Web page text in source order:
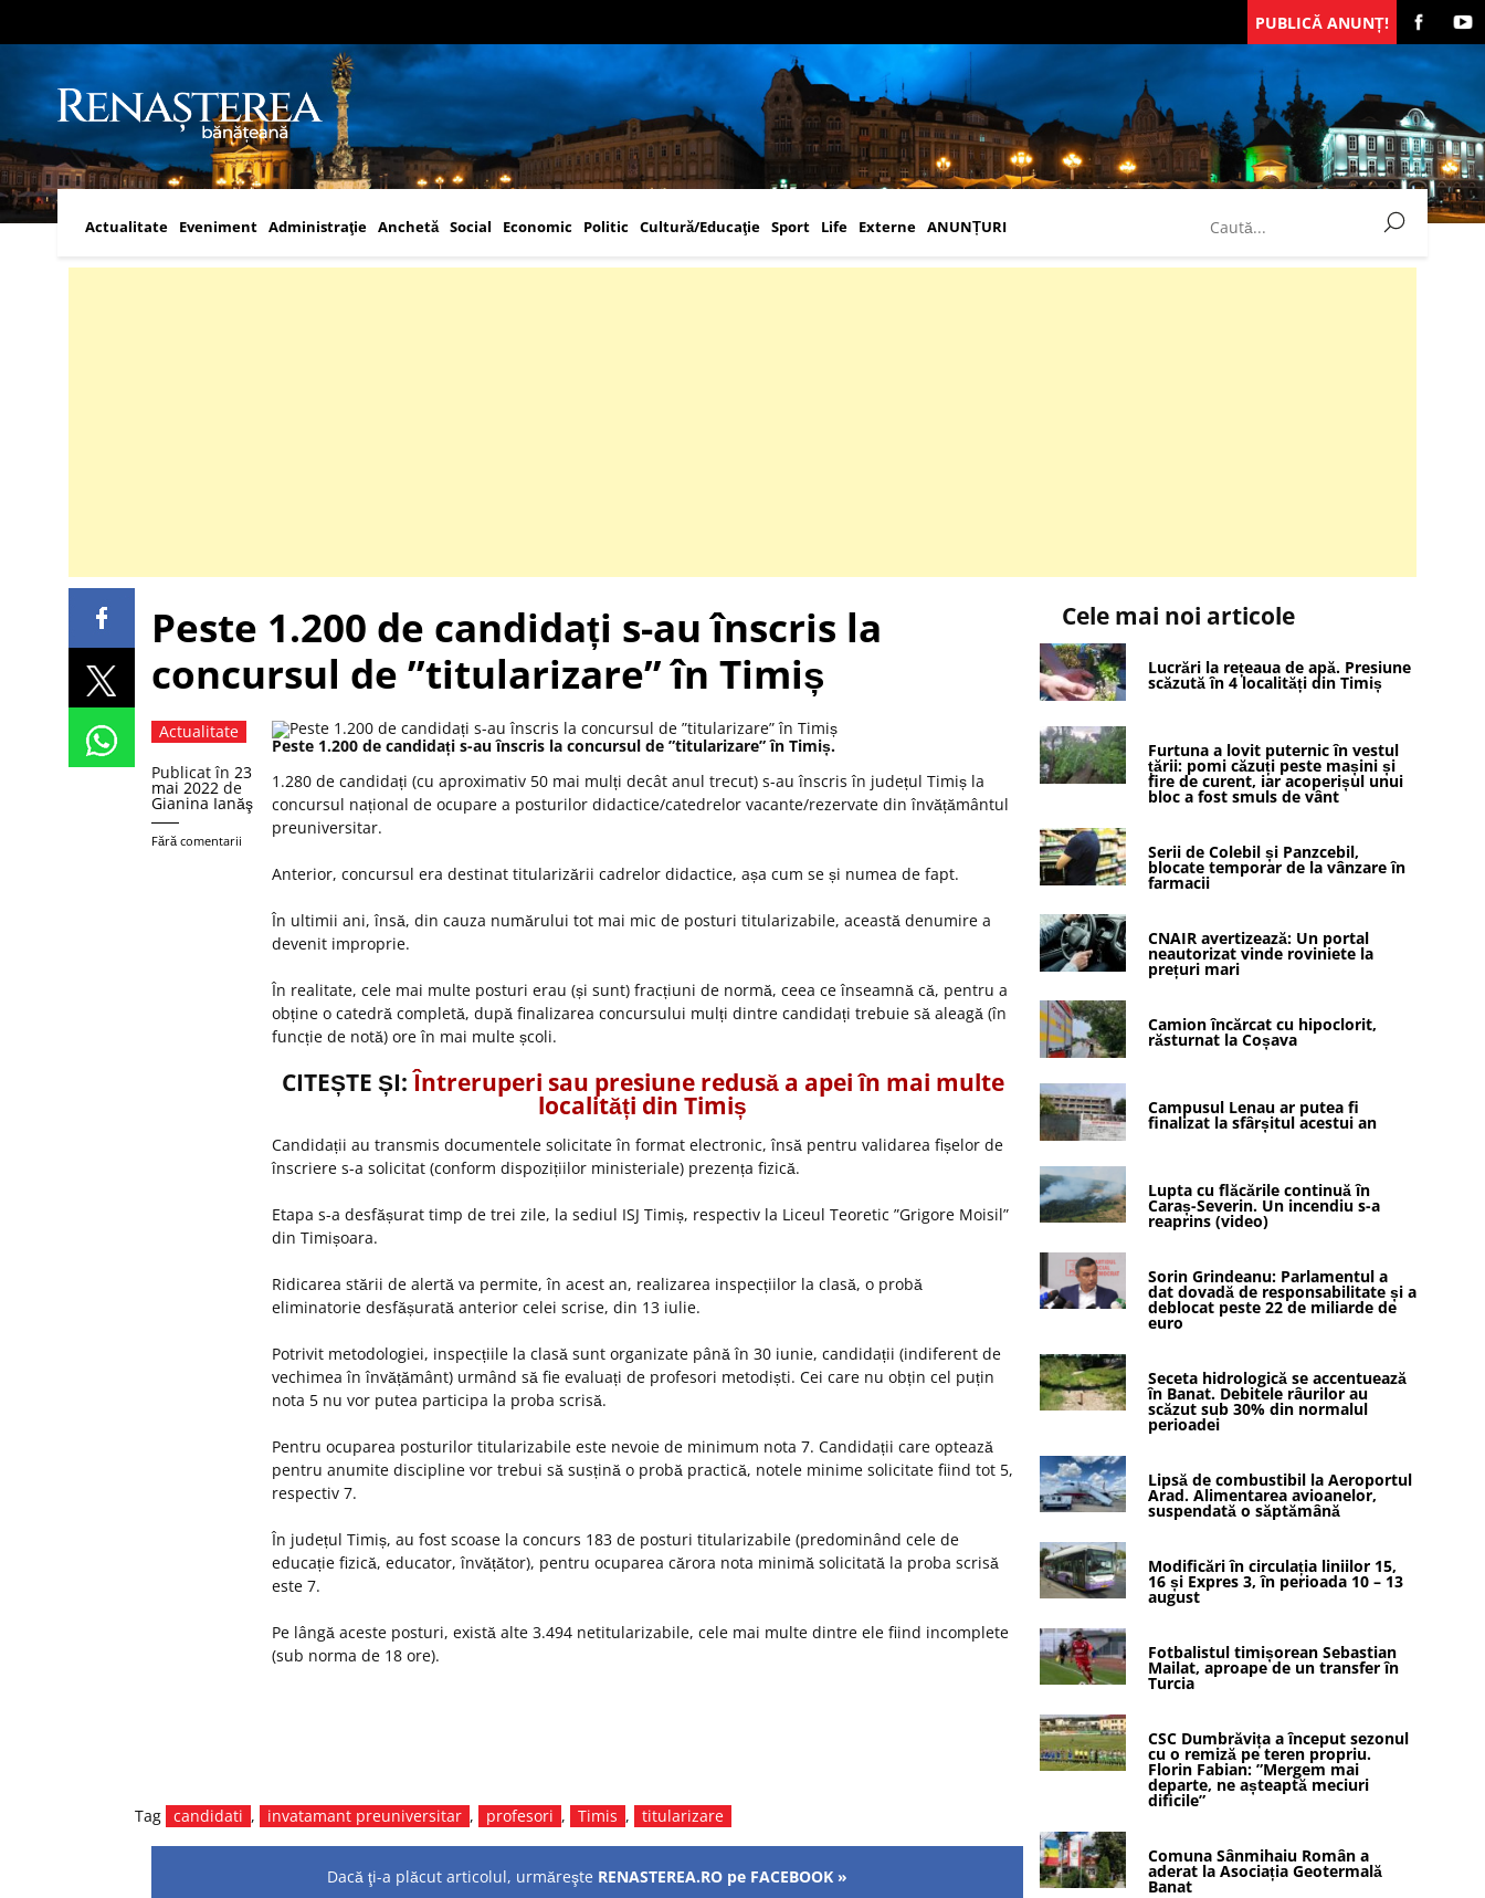
PUBLICĂ ANUNȚ!
Actualitate Eveniment Administraţie Anchetă Social Economic Politic Cultură/Educaţie Sport Life Externe ANUNȚURI
Peste 1.200 de candidați s-au înscris la
concursul de ”titularizare” în Timiș
Actualitate
Publicat în 23
mai 2022 de
Gianina Ianăş
Fără comentarii
Peste 1.200 de candidați s-au înscris la concursul de ”titularizare” în Timiș.
1.280 de candidați (cu aproximativ 50 mai mulți decât anul trecut) s-au înscris în județul Timiș la
concursul național de ocupare a posturilor didactice/catedrelor vacante/rezervate din învățământul
preuniversitar.
Anterior, concursul era destinat titularizării cadrelor didactice, așa cum se și numea de fapt.
În ultimii ani, însă, din cauza numărului tot mai mic de posturi titularizabile, această denumire a
devenit improprie.
În realitate, cele mai multe posturi erau (și sunt) fracțiuni de normă, ceea ce înseamnă că, pentru a
obține o catedră completă, după finalizarea concursului mulți dintre candidați trebuie să aleagă (în
funcție de notă) ore în mai multe școli.
CITEȘTE ȘI:Întreruperi sau presiune redusă a apei în mai multe
localități din Timiș
Candidații au transmis documentele solicitate în format electronic, însă pentru validarea fișelor de
înscriere s-a solicitat (conform dispozițiilor ministeriale) prezența fizică.
Etapa s-a desfășurat timp de trei zile, la sediul ISJ Timiș, respectiv la Liceul Teoretic ”Grigore Moisil”
din Timișoara.
Ridicarea stării de alertă va permite, în acest an, realizarea inspecțiilor la clasă, o probă
eliminatorie desfășurată anterior celei scrise, din 13 iulie.
Potrivit metodologiei, inspecțiile la clasă sunt organizate până în 30 iunie, candidații (indiferent de
vechimea în învățământ) urmând să fie evaluați de profesori metodiști. Cei care nu obțin cel puțin
nota 5 nu vor putea participa la proba scrisă.
Pentru ocuparea posturilor titularizabile este nevoie de minimum nota 7. Candidații care optează
pentru anumite discipline vor trebui să susțină o probă practică, notele minime solicitate fiind tot 5,
respectiv 7.
În județul Timiș, au fost scoase la concurs 183 de posturi titularizabile (predominând cele de
educație fizică, educator, învățător), pentru ocuparea cărora nota minimă solicitată la proba scrisă
este 7.
Pe lângă aceste posturi, există alte 3.494 netitularizabile, cele mai multe dintre ele fiind incomplete
(sub norma de 18 ore).
Tag candidati , invatamant preuniversitar , profesori , Timis , titularizare
Dacă ţi-a plăcut articolul, urmăreşte RENASTEREA.RO pe FACEBOOK »
Cele mai noi articole
Lucrări la rețeaua de apă. Presiune
scăzută în 4 localități din Timiș
Furtuna a lovit puternic în vestul
țării: pomi căzuți peste mașini și
fire de curent, iar acoperișul unui
bloc a fost smuls de vânt
Serii de Colebil și Panzcebil,
blocate temporar de la vânzare în
farmacii
CNAIR avertizează: Un portal
neautorizat vinde roviniete la
prețuri mari
Camion încărcat cu hipoclorit,
răsturnat la Coșava
Campusul Lenau ar putea fi
finalizat la sfârșitul acestui an
Lupta cu flăcările continuă în
Caraș-Severin. Un incendiu s-a
reaprins (video)
Sorin Grindeanu: Parlamentul a
dat dovadă de responsabilitate și a
deblocat peste 22 de miliarde de
euro
Seceta hidrologică se accentuează
în Banat. Debitele râurilor au
scăzut sub 30% din normalul
perioadei
Lipsă de combustibil la Aeroportul
Arad. Alimentarea avioanelor,
suspendată o săptămână
Modificări în circulația liniilor 15,
16 și Expres 3, în perioada 10 – 13
august
Fotbalistul timișorean Sebastian
Mailat, aproape de un transfer în
Turcia
CSC Dumbrăvița a început sezonul
cu o remiză pe teren propriu.
Florin Fabian: ”Mergem mai
departe, ne așteaptă meciuri
dificile”
Comuna Sânmihaiu Român a
aderat la Asociația Geotermală
Banat